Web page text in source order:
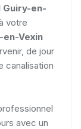
en-
votre
en-Vexin
de jour
canalisation
avec un